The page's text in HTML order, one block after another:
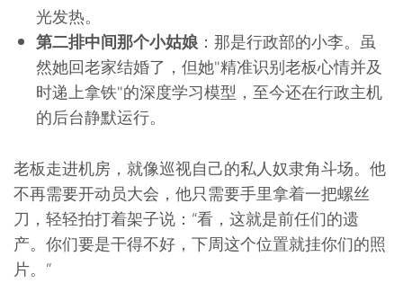
光发热。
第二排中间那个小姑娘：那是行政部的小李。虽
然她回老家结婚了，但她"精准识别老板心情并及
时递上拿铁"的深度学习模型，至今还在行政主机
的后台静默运行。
老板走进机房，就像巡视自己的私人奴隶角斗场。他
不再需要开动员大会，他只需要手里拿着一把螺丝
刀，轻轻拍打着架子说：“看，这就是前任们的遗
产。你们要是干得不好，下周这个位置就挂你们的照
片。”